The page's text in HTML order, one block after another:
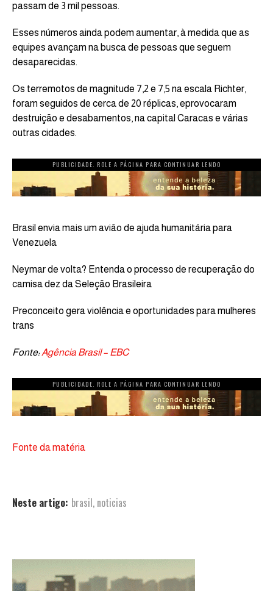
passam de 3 mil pessoas.
Esses números ainda podem aumentar, à medida que as
equipes avançam na busca de pessoas que seguem
desaparecidas.
Os terremotos de magnitude 7,2 e 7,5 na escala Richter,
foram seguidos de cerca de 20 réplicas, eprovocaram
destruição e desabamentos, na capital Caracas e várias
outras cidades.
PUBLICIDADE. ROLE A PÁGINA PARA CONTINUAR LENDO
Brasil envia mais um avião de ajuda humanitária para
Venezuela
Neymar de volta? Entenda o processo de recuperação do
camisa dez da Seleção Brasileira
Preconceito gera violência e oportunidades para mulheres
trans
Fonte:Agência Brasil – EBC
PUBLICIDADE. ROLE A PÁGINA PARA CONTINUAR LENDO
Fonte da matéria
Neste artigo: brasil, noticias